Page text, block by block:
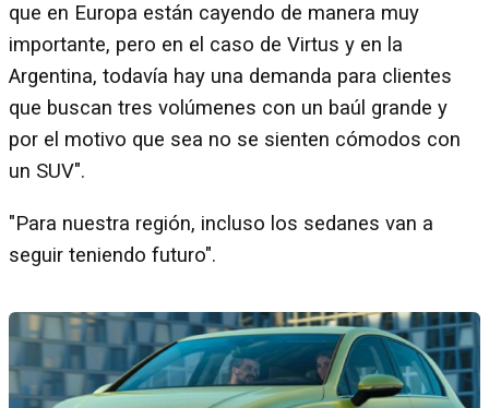
que en Europa están cayendo de manera muy
importante, pero en el caso de Virtus y en la
Argentina, todavía hay una demanda para clientes
que buscan tres volúmenes con un baúl grande y
por el motivo que sea no se sienten cómodos con
un SUV".
"Para nuestra región, incluso los sedanes van a
seguir teniendo futuro".